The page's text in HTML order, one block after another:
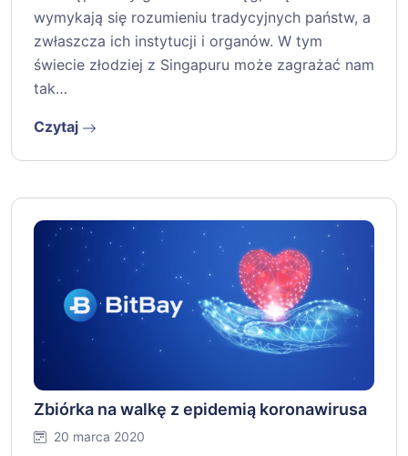
wymykają się rozumieniu tradycyjnych państw, a
zwłaszcza ich instytucji i organów. W tym
świecie złodziej z Singapuru może zagrażać nam
tak…
Czytaj
Zbiórka na walkę z epidemią koronawirusa
20 marca 2020